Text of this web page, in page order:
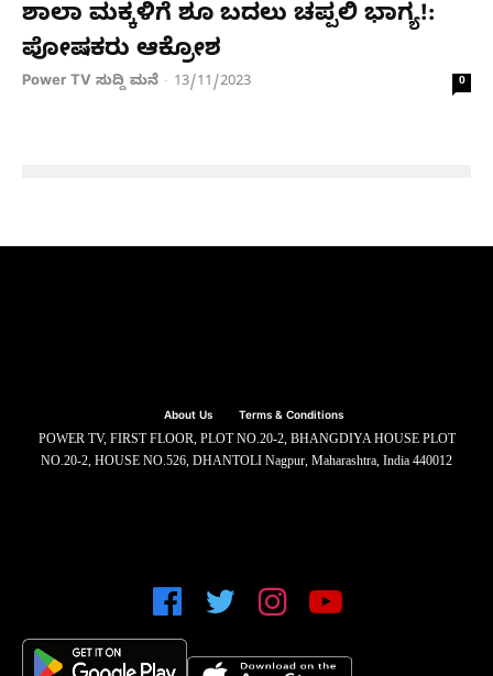
ಶಾಲಾ ಮಕ್ಕಳಿಗೆ ಶೂ ಬದಲು ಚಪ್ಪಲಿ ಭಾಗ್ಯ!:
ಪೋಷಕರು ಆಕ್ರೋಶ
Power TV ಸುದ್ದಿ ಮನೆ - 13/11/2023 0
About Us Terms & Conditions
POWER TV, FIRST FLOOR, PLOT NO.20-2, BHANGDIYA HOUSE PLOT
NO.20-2, HOUSE NO.526, DHANTOLI Nagpur, Maharashtra, India 440012